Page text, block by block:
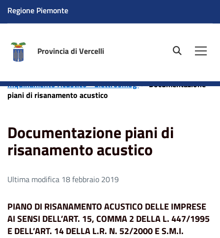
Regione Piemonte
Provincia di Vercelli site.searc
Inquinamento Acustico - Elettrosmog
Documentazione
piani di risanamento acustico
Documentazione piani di
risanamento acustico
Ultima modifica 18 febbraio 2019
PIANO DI RISANAMENTO ACUSTICO DELLE IMPRESE
AI SENSI DELL’ART. 15, COMMA 2 DELLA L. 447/1995
E DELL’ART. 14 DELLA L.R. N. 52/2000 E S.M.I.